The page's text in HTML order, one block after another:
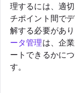
理するには、適
チポイント間で
解する必要があ
ータ管理は、企
ートできるかに
す。